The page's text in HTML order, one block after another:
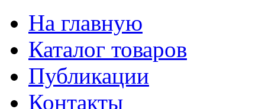
На главную
Каталог товаров
Публикации
Контакты